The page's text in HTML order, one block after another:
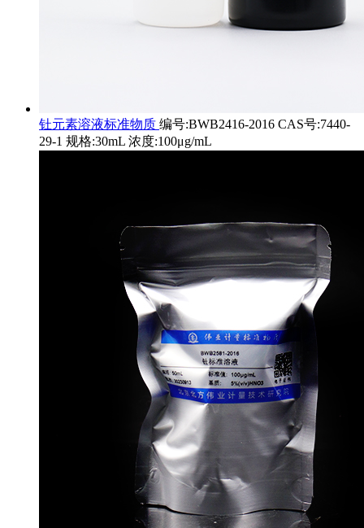
钍元素溶液标准物质 编号:BWB2416-2016 CAS号:7440-
29-1 规格:30mL 浓度:100μg/mL